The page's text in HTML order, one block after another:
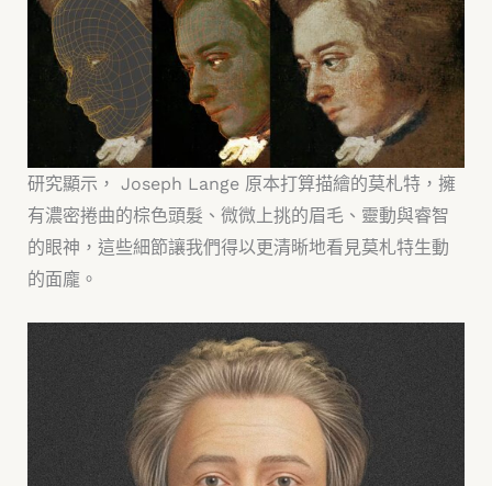
研究顯示， Joseph Lange 原本打算描繪的莫札特，擁
有濃密捲曲的棕色頭髮、微微上挑的眉毛、靈動與睿智
的眼神，這些細節讓我們得以更清晰地看見莫札特生動
的面龐。